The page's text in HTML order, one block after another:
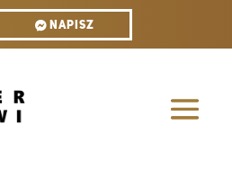
Napisz